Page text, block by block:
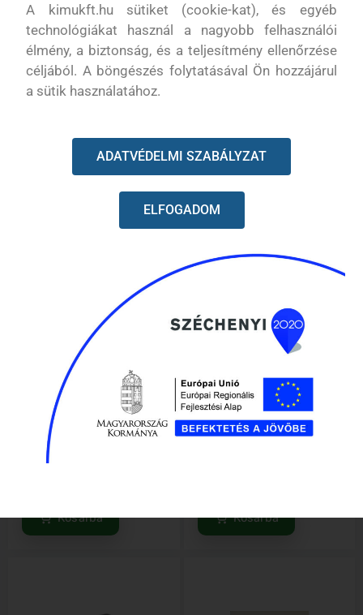
Husqvarna tömítés 503497101
Eredeti alkatrész
KAPCSOLODÓ TERMÉKEK
Gumielem üzemanyagtartály
Elérhető
Kosárba
Husqvarna 560XP szívótorok
Elérhető
Kosárba
A kimukft.hu sütiket (cookie-kat), és egyéb
technológiákat használ a nagyobb felhasználói
élmény, a biztonság, és a teljesítmény ellenőrzése
céljából. A böngészés folytatásával Ön hozzájárul
a sütik használatához.
ADATVÉDELMI SZABÁLYZAT
ELFOGADOM